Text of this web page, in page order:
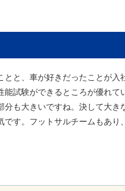
と、車が好きだったことが入
試験ができるところが優れて
も大きいですね。決して大き
す。フットサルチームもあり